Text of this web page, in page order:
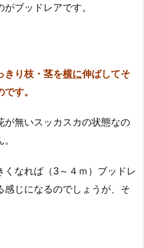
ブッドレアです。
きり枝・茎を横に伸ばしてそ
す。
無いスッカスカの状態なの
なれば（3～４ｍ）ブッドレ
じになるのでしょうが、そ